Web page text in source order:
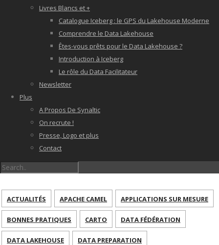
Livres Blancs et +
Catalogue Iceberg : le GPS du Lakehouse Moderne
Comprendre le Data Lakehouse
Êtes-vous prêts pour le Data Lakehouse ?
Introduction à Iceberg
Le rôle du Data Facilitateur
Newsletter
Plus
A Propos De Synaltic
On recrute !
Presse, Logo et plus
Contact
ACTUALITÉS APACHE CAMEL APPLICATIONS SUR MESURE
BONNES PRATIQUES CARTO DATA FÉDÉRATION
DATA LAKEHOUSE DATA PREPARATION